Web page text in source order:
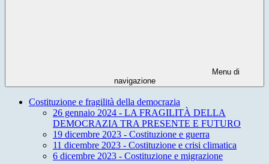
Menu di
navigazione
Costituzione e fragilità della democrazia
26 gennaio 2024 - LA FRAGILITÀ DELLA
DEMOCRAZIA TRA PRESENTE E FUTURO
19 dicembre 2023 - Costituzione e guerra
11 dicembre 2023 - Costituzione e crisi climatica
6 dicembre 2023 - Costituzione e migrazione